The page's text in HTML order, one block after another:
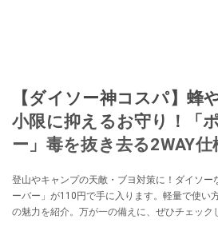
【ダイソー神コスパ】蜂
小限に抑えるお守り！「
ー」毒を抜き去る2WAY仕
登山やキャンプの天敵・ブヨ対策に！ダイソー
ーバー」が110円で手に入ります。軽量で使い
の魅力を紹介。万が一の備えに、ぜひチェック